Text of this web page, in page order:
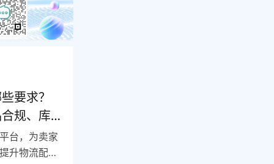
要求？
规、库
台，为卖家
升物流配送